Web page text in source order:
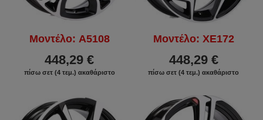
Μοντέλο: A5108
448,29 €
πίσω σετ (4 τεμ.) ακαθάριστο
Μοντέλο: XE172
448,29 €
πίσω σετ (4 τεμ.) ακαθάριστο